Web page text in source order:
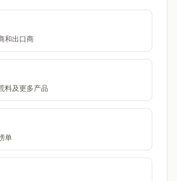
和出口商
料及更多产品
单